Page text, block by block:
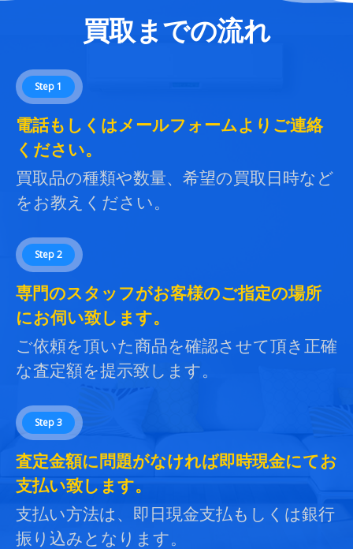
買取までの流れ
Step 1
電話もしくはメールフォームよりご連絡
ください。
買取品の種類や数量、希望の買取日時など
をお教えください。
Step 2
専門のスタッフがお客様のご指定の場所
にお伺い致します。
ご依頼を頂いた商品を確認させて頂き正確
な査定額を提示致します。
Step 3
査定金額に問題がなければ即時現金にてお
支払い致します。
支払い方法は、即日現金支払もしくは銀行
振り込みとなります。